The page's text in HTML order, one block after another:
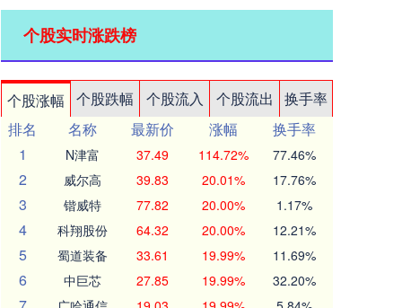
个股实时涨跌榜
个股涨幅 个股跌幅 个股流入 个股流出
换手率
排名
名称 最新价 涨幅
换手率
1
N津富 37.49 114.72% 77.46%
2 威尔高 39.83 20.01% 17.76%
3 锴威特 77.82 20.00% 1.17%
4 科翔股份 64.32 20.00% 12.21%
5 蜀道装备 33.61 19.99% 11.69%
6 中巨芯 27.85 19.99% 32.20%